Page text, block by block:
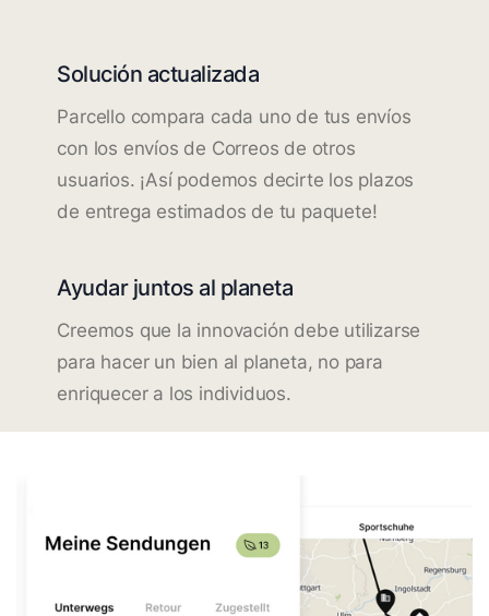
Solución actualizada
Parcello compara cada uno de tus envíos
con los envíos de Correos de otros
usuarios. ¡Así podemos decirte los plazos
de entrega estimados de tu paquete!
Ayudar juntos al planeta
Creemos que la innovación debe utilizarse
para hacer un bien al planeta, no para
enriquecer a los individuos.